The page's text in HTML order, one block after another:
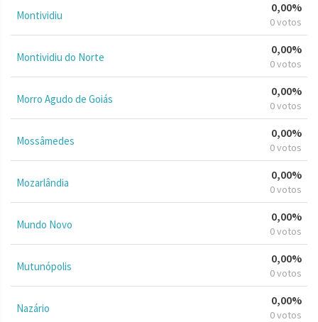
Montividiu
0,00%
0 votos
Montividiu do Norte
0,00%
0 votos
Morro Agudo de Goiás
0,00%
0 votos
Mossâmedes
0,00%
0 votos
Mozarlândia
0,00%
0 votos
Mundo Novo
0,00%
0 votos
Mutunópolis
0,00%
0 votos
Nazário
0,00%
0 votos